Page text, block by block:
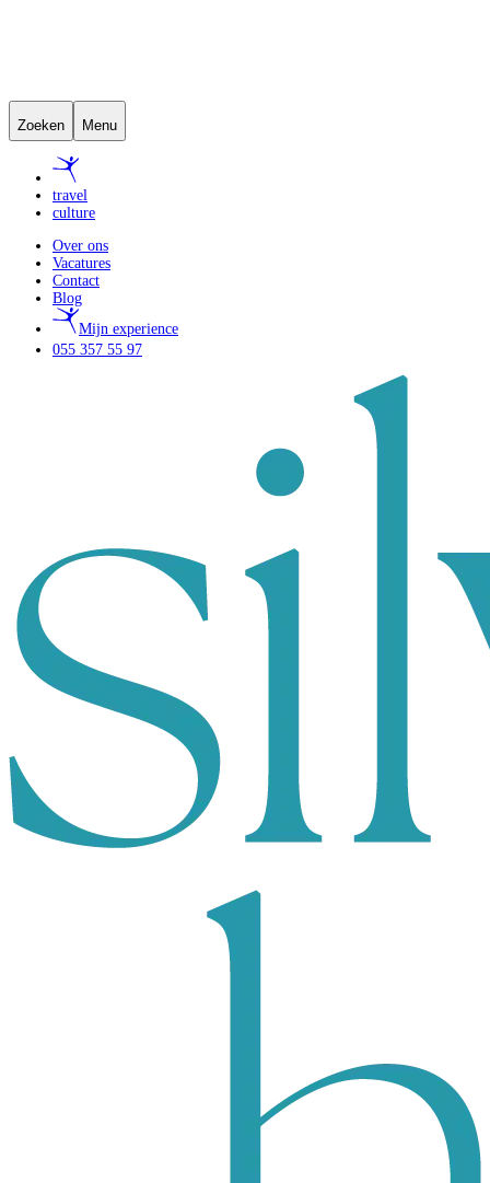
Zoeken Menu
travel
culture
Over ons
Vacatures
Contact
Blog
Mijn experience
055 357 55 97